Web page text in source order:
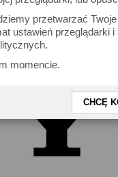
przetwarzać
ustawień przeglądarki
momencie.
CHCĘ